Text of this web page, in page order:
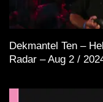
Dekmantel Ten –
Radar – Aug 2 /